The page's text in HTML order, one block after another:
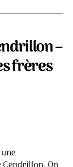
–
frères